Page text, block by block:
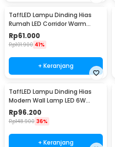
TaffLED Lampu Dinding Hias
Rumah LED Corridor Warm
White 3000K 6W 29cm - F0011
Rp61.000
Rp101.900 41%
+ Keranjang
TaffLED Lampu Dinding Hias
Modern Wall Lamp LED 6W
Warm White 85-265V -
WLA8286
Rp96.200
Rp148.900 36%
+ Keranjang